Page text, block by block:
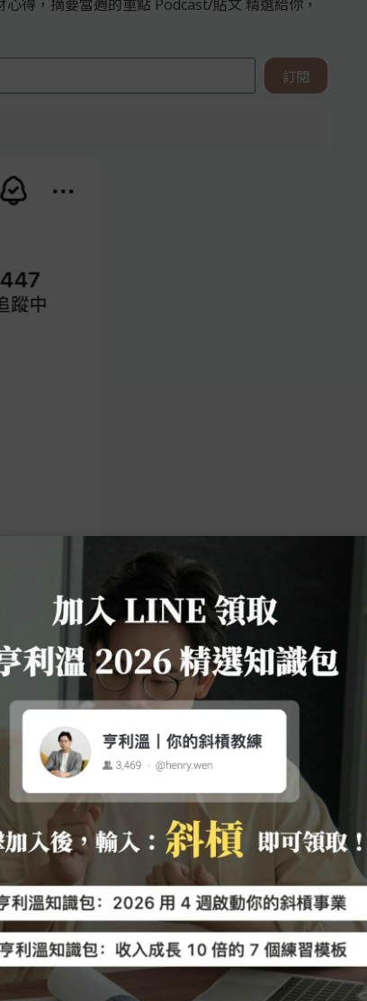
得，摘要當週的重點 Podcast/貼文 精選給你，
訂閱
格的「電子報專區」，希望能幫助你補上我之前的
完成待辦事項！
、生活的雜事，造就了我們會一直分心，不管是
間精力，去做自己真正該做的事情。